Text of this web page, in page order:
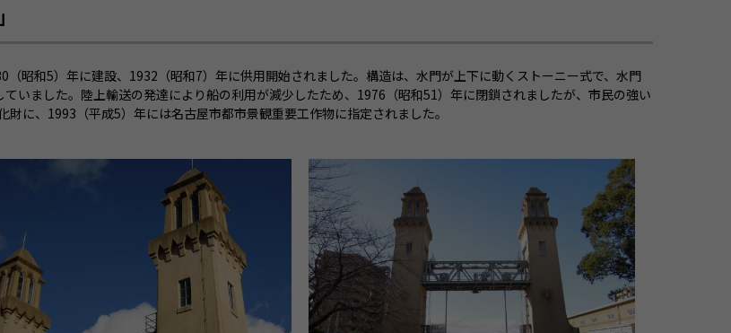
昭和5）年に建設、1932（昭和7）年に供用開始されました。構造は、水門が上下に動くストーニー式で、水門
いました。陸上輸送の発達により船の利用が減少したため、1976（昭和51）年に閉鎖されましたが、市民の強い
に、1993（平成5）年には名古屋市都市景観重要工作物に指定されました。